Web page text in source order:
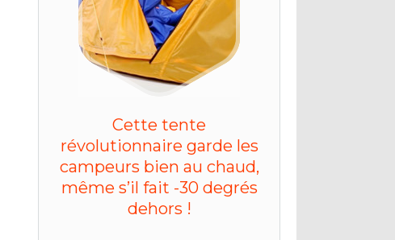
Cette tente
révolutionnaire garde les
campeurs bien au chaud,
même s’il fait -30 degrés
dehors !